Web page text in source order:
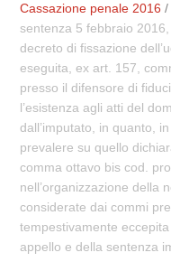
Cassazione penale 2016 /
sentenza 5 febbraio
decreto di fissazione
eseguita, ex art. 157,
presso il difensore di
l’esistenza agli atti del
dall’imputato, in quanto,
prevalere su quello
comma ottavo bis cod.
nell’organizzazione della
considerate dai commi
tempestivamente
appello e della sentenza